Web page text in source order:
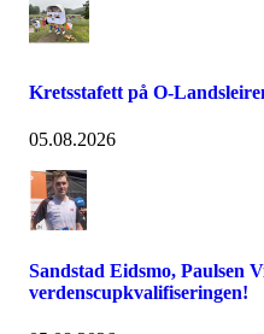
Kretsstafett på O-
05.08.2026
Sandstad Eidsmo, Paulsen
verdenscupkvalifiseringen!